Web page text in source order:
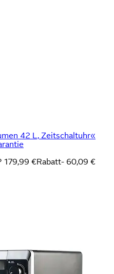
42 L, Zeitschaltuhr«
179,99 €Rabatt- 60,09 €